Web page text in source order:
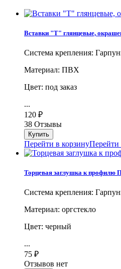
Вставки "Т" глянцевые,
Система крепления:
Материал: ПВХ
Цвет: под заказ
...
120 ₽
38 Отзывы
Перейти в корзинуПерейти
Торцевая заглушка к профилю
Система крепления:
Материал: оргстекло
Цвет: черный
...
75 ₽
Отзывов нет